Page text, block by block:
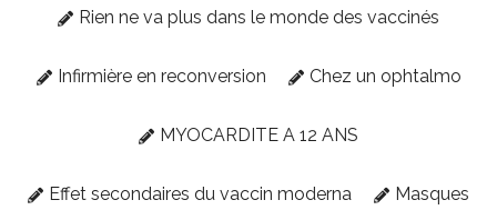
Rien ne va plus dans le monde des vaccinés
Infirmière en reconversion Chez un ophtalmo
MYOCARDITE A 12 ANS
Effet secondaires du vaccin moderna Masques